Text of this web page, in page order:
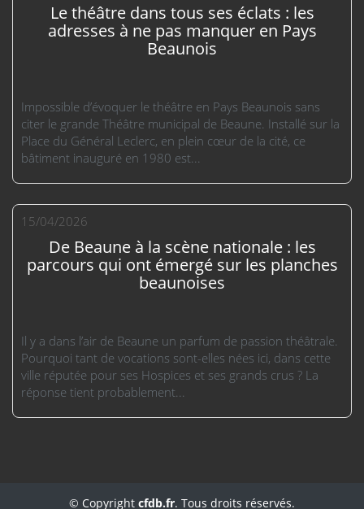
Le théâtre dans tous ses éclats : les
adresses à ne pas manquer en Pays
Beaunois
Impossible d’évoquer le théâtre en Pays Beaunois sans
citer le grande Théâtre municipal de Beaune. Installé sur la
Place du Général Leclerc, en plein cœur de la cité, ce
bâtiment inauguré en 1980 est...
15/04/2026
De Beaune à la scène nationale : les
parcours qui ont émergé sur les planches
beaunoises
Il y a dans l’air de Beaune un parfum de passion théâtrale.
Pourquoi tant de vocations sont-elles nées ici, dans cette
ville réputée pour ses Hospices et ses grands crus ? La
réponse tient probablement...
© Copyright cfdb.fr. Tous droits réservés.